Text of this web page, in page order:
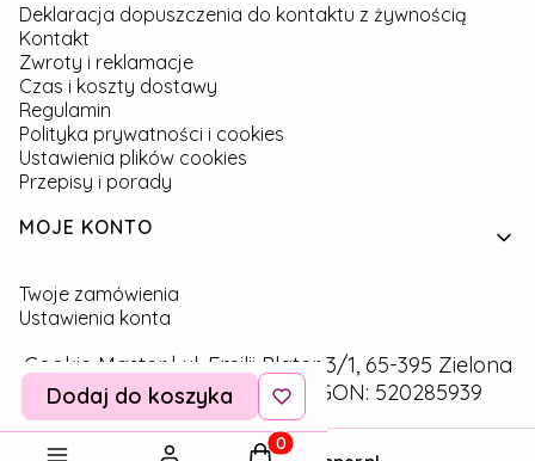
Deklaracja dopuszczenia do kontaktu z żywnością
Kontakt
Zwroty i reklamacje
Czas i koszty dostawy
Regulamin
Polityka prywatności i cookies
Ustawienia plików cookies
Przepisy i porady
MOJE KONTO
Twoje zamówienia
Ustawienia konta
Cookie Master | ul. Emilii Plater 3/1, 65-395 Zielona
Góra | NIP: 9291757160 | REGON: 520285939
Dodaj do koszyka
Produkty w koszyku: 0.